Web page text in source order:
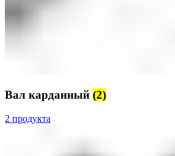
Вал карданный (2)
2 продукта